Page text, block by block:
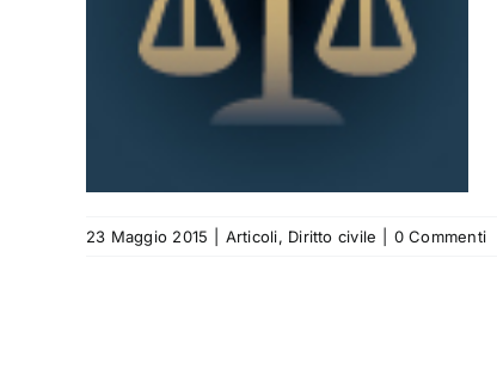
23 Maggio 2015 Articoli, Diritto civile 0 Commenti